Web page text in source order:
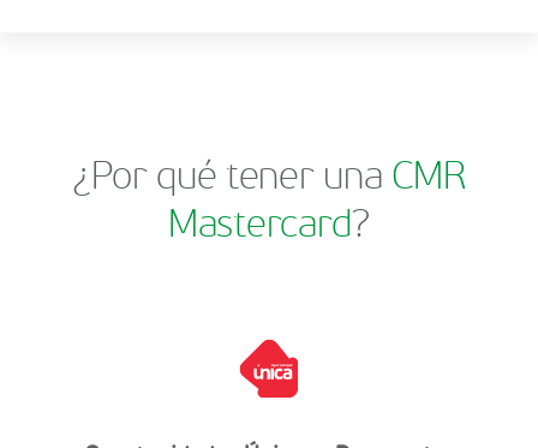
¿Por qué tener una CMR
Mastercard?